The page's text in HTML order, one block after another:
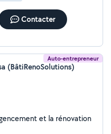
Contacter
Auto-entrepreneur
(BâtiRenoSolutions)
et la rénovation